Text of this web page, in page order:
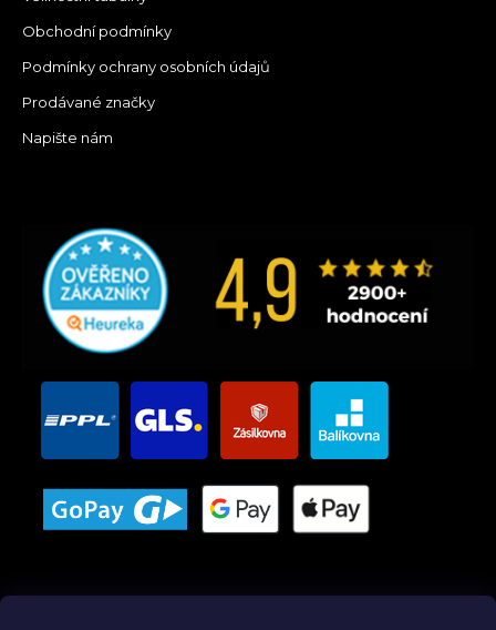
Obchodní podmínky
Podmínky ochrany osobních údajů
Prodávané značky
Napište nám